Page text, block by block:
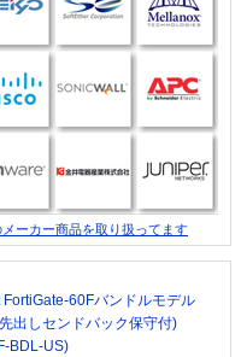
ーカー商品を取り扱ってます
FortiGate-60Fバンドルモデル
出しセンドバック保守付)
BDL-US)